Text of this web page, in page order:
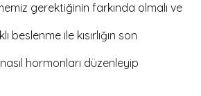
gerektiğinin farkında olmalı ve
ile kısırlığın son
hormonları düzenleyip